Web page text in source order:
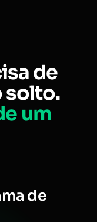
de
solto.
um
de